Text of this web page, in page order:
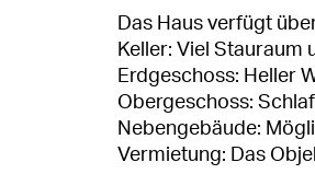
Das Haus verfügt
Keller: Viel
Erdgeschoss: Heller
Obergeschoss:
Nebengebäude:
Vermietung: Das